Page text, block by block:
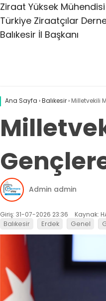
Ziraat Yüksek Mühendisi
Türkiye Ziraatçılar
Balıkesir İl Başkanı
Ana Sayfa ›Balıkesir› Milletvekili
Admin admin
Giriş: 31-07-2026 23:36 Kaynak:
Balıkesir Erdek Genel